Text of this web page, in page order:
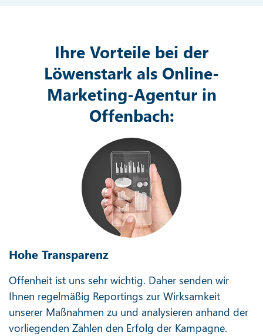
Ihre Vorteile bei der
Löwenstark als Online-
Marketing-Agentur in
Offenbach:
Hohe Transparenz
Offenheit ist uns sehr wichtig. Daher senden wir
Ihnen regelmäßig Reportings zur Wirksamkeit
unserer Maßnahmen zu und analysieren anhand der
vorliegenden Zahlen den Erfolg der Kampagne.